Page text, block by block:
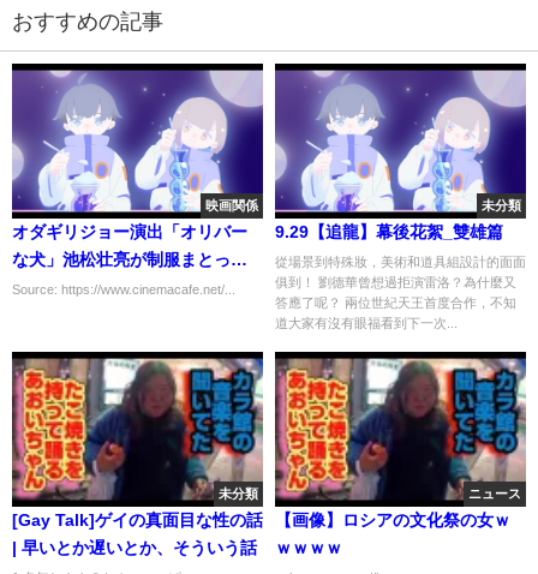
おすすめの記事
映画関係
オダギリジョー演出「オリバー
な犬」池松壮亮が制服まとった
メインビジュアル公開
Source: https://www.cinemacafe.net/...
未分類
9.29【追龍】幕後花絮_雙雄篇
從場景到特殊妝，美術和道具組設計的面面
俱到！ 劉德華曾想過拒演雷洛？為什麼又
答應了呢？ 兩位世紀天王首度合作，不知
道大家有沒有眼福看到下一次...
未分類
[Gay Talk]ゲイの真面目な性の話
| 早いとか遅いとか、そういう話
ニュース
【画像】ロシアの文化祭の女ｗ
ｗｗｗｗ